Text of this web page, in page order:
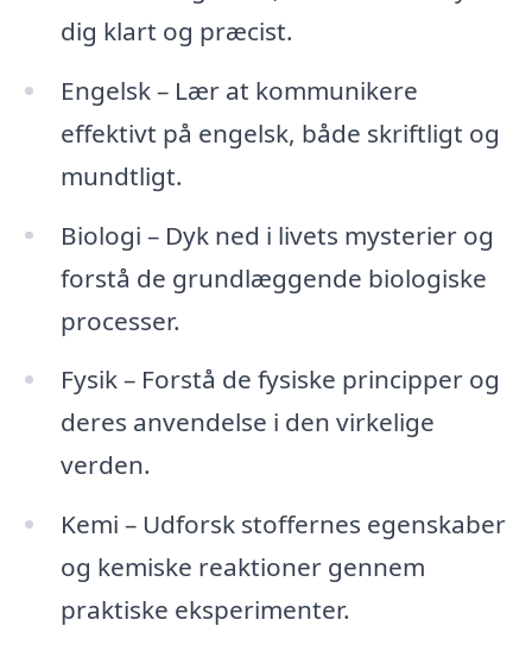
dig klart og præcist.
Engelsk – Lær at kommunikere
effektivt på engelsk, både skriftligt og
mundtligt.
Biologi – Dyk ned i livets mysterier og
forstå de grundlæggende biologiske
processer.
Fysik – Forstå de fysiske principper og
deres anvendelse i den virkelige
verden.
Kemi – Udforsk stoffernes egenskaber
og kemiske reaktioner gennem
praktiske eksperimenter.